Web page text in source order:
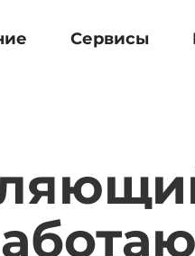
Сервисы